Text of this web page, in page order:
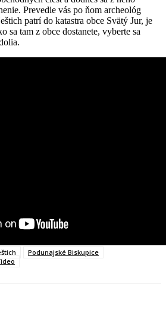
Prevedie vás po ňom archeológ
patrí do katastra obce Svätý Jur, je
sa tam z obce dostanete, vyberte sa
Podunajské Biskupice